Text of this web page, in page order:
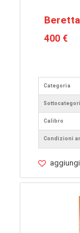
400 €
Categoria
Calibro
Condizioni